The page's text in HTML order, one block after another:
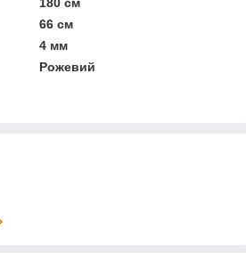
66 см
4 мм
Рожевий